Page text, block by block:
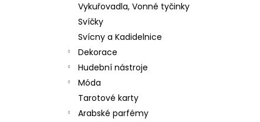
Vykuřovadla, Vonné tyčinky
Svíčky
Svícny a Kadidelnice
Dekorace
Hudební nástroje
Móda
Tarotové karty
Arabské parfémy
APATIT SRDCE
695 Kč